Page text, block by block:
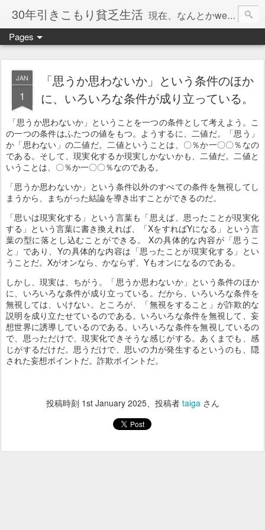
30年引きこもり貧乏生活 現在、なんとかweb系の仕事で食べています。このブログで扱う問題は「この世とはなにか」「人生とはなにか」「人間とはなにか」「強迫神経症の原因と解決法」「うつ病の原因と寄り添う方法」「家族の問題」などについてです。
Pages
JAN
1
「思うか思わないか」という条件のほか
に、いろいろな条件が成り立っている。
「思うか思わないか」ということを一つの条件として考えよう。こ
の一つの条件はふたつの値をもつ。ようするに、二値だ。「思う」
か「思わない」の二値だ。二値ということは、〇％か一〇〇％なの
である。そして、現実化するか現実しかないかも、二値だ。二値と
いうことは、〇％か一〇〇％なのである。
「思うか思わないか」という条件以外のすべての条件を無視してし
まうから、まちがった結論を導き出すことができるのだ。
「思いは現実化する」という言葉も「思えば、思ったことが現実化
する」という言葉に書き換えれば、「XをすればYになる」という言
葉の型に落とし込むことができる。 Xの具体的な内容が「思うこ
と」であり、Yの具体的な内容は「思ったことが現実化する」とい
うことだ。Xがオンなら、かならず、Yもオンになるのである。
しかし、現実は、ちがう。「思うか思わないか」という条件のほか
に、いろいろな条件が成り立っている。だから、いろいろな条件を
無視しては、いけない。ところが、「無視をすること」が詐欺的な
説明を成り立たせているのである。いろいろな条件を無視して、妄
想世界に誘導しているのである。いろいろな条件を無視しているの
で、思っただけで、現実化できそうな感じがする。あくまでも、感
じがするだけだ。思うだけで、思いの力が発生するというのも、隠
された妄想ポイントだ。詐欺ポイントだ。
投稿時刻 1st January 2025、投稿者 taigaさん